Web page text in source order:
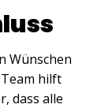
Wünschen
hilft
dass alle